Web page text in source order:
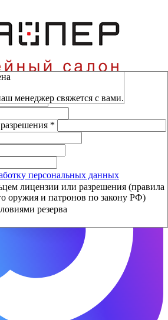
*
персональных данных
лицензии или разрешения (правила
оружия и патронов по закону РФ)
резерва
менеджер свяжется с вами.